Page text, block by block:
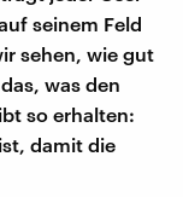
seinem Feld
sehen, wie gut
was den
so erhalten:
damit die